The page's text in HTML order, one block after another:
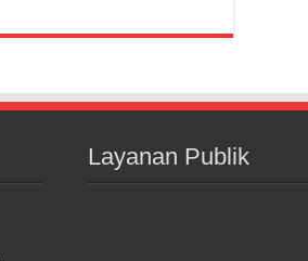
Layanan Publik